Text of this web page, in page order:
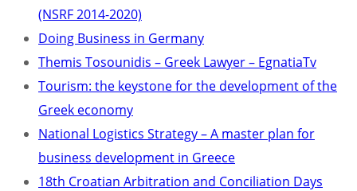
(NSRF 2014-2020)
Doing Business in Germany
Themis Tosounidis – Greek Lawyer – EgnatiaTv
Tourism: the keystone for the development of the
Greek economy
National Logistics Strategy – A master plan for
business development in Greece
18th Croatian Arbitration and Conciliation Days